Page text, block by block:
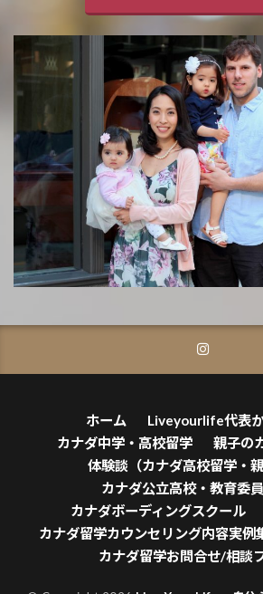
ホーム
Liveyourlife代表
カナダ中学・高校留学
親子の
体験談（カナダ高校留学・親
カナダ公立高校・教育委
カナダボーディングスクール
カナダ留学カウンセリング内容実例
カナダ留学お問合せ/相談